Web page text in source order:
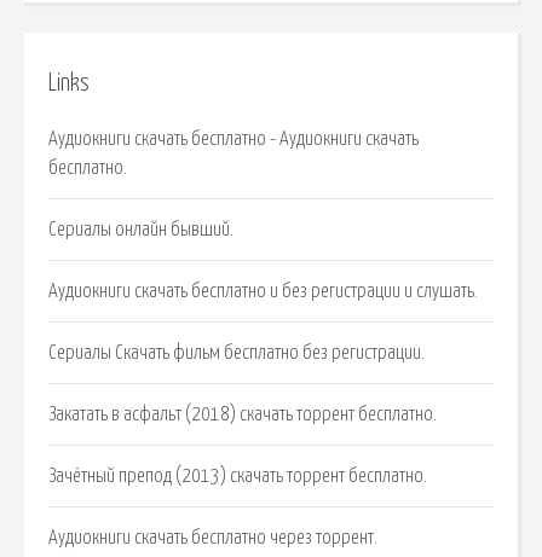
Links
Аудиокниги скачать бесплатно - Аудиокниги скачать
бесплатно.
Сериалы онлайн бывший.
Аудиокниги скачать бесплатно и без регистрации и слушать.
Сериалы Cкачать фильм бесплатно без регистрации.
Закатать в асфальт (2018) скачать торрент бесплатно.
Зачётный препод (2013) скачать торрент бесплатно.
Аудиокниги скачать бесплатно через торрент.